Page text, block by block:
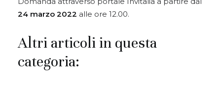
24 marzo 2022 alle ore 12.00.
Altri articoli in questa
categoria: